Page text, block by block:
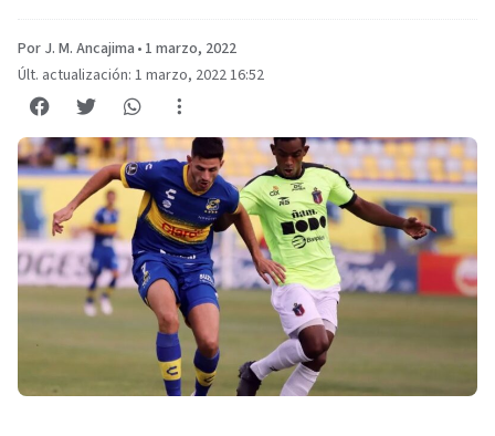
Por J. M. Ancajima • 1 marzo, 2022
Últ. actualización: 1 marzo, 2022 16:52